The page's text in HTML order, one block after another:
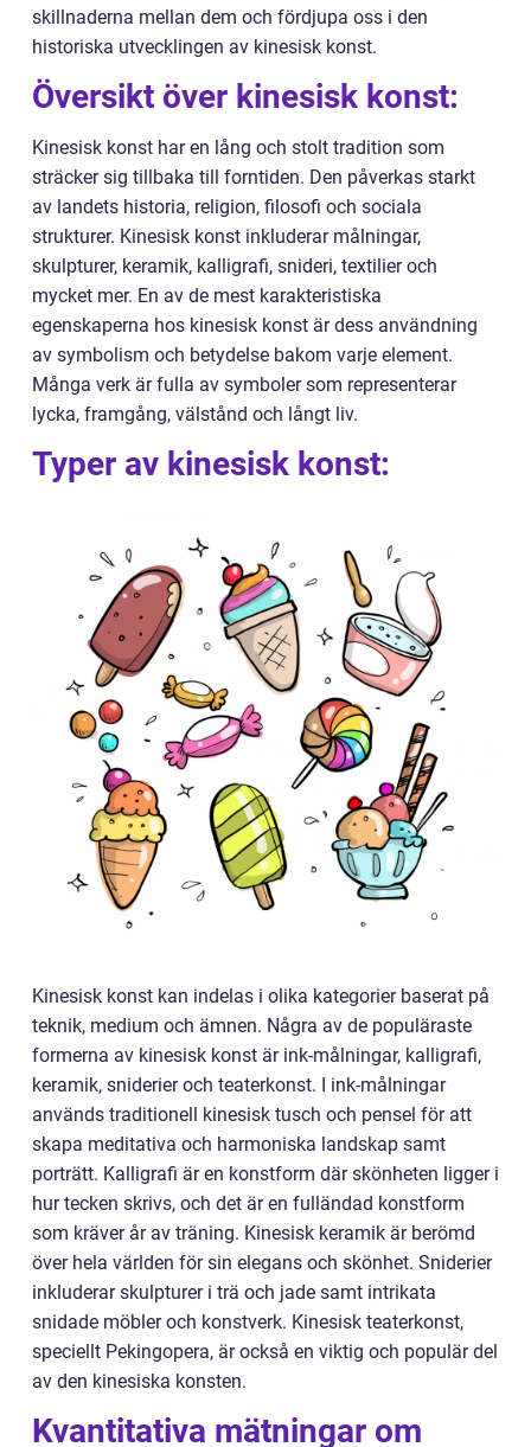
skillnaderna mellan dem och fördjupa oss i den
historiska utvecklingen av kinesisk konst.
Översikt över kinesisk konst:
Kinesisk konst har en lång och stolt tradition som
sträcker sig tillbaka till forntiden. Den påverkas starkt
av landets historia, religion, filosofi och sociala
strukturer. Kinesisk konst inkluderar målningar,
skulpturer, keramik, kalligrafi, snideri, textilier och
mycket mer. En av de mest karakteristiska
egenskaperna hos kinesisk konst är dess användning
av symbolism och betydelse bakom varje element.
Många verk är fulla av symboler som representerar
lycka, framgång, välstånd och långt liv.
Typer av kinesisk konst:
Kinesisk konst kan indelas i olika kategorier baserat på
teknik, medium och ämnen. Några av de populäraste
formerna av kinesisk konst är ink-målningar, kalligrafi,
keramik, sniderier och teaterkonst. I ink-målningar
används traditionell kinesisk tusch och pensel för att
skapa meditativa och harmoniska landskap samt
porträtt. Kalligrafi är en konstform där skönheten ligger i
hur tecken skrivs, och det är en fulländad konstform
som kräver år av träning. Kinesisk keramik är berömd
över hela världen för sin elegans och skönhet. Sniderier
inkluderar skulpturer i trä och jade samt intrikata
snidade möbler och konstverk. Kinesisk teaterkonst,
speciellt Pekingopera, är också en viktig och populär del
av den kinesiska konsten.
Kvantitativa mätningar om